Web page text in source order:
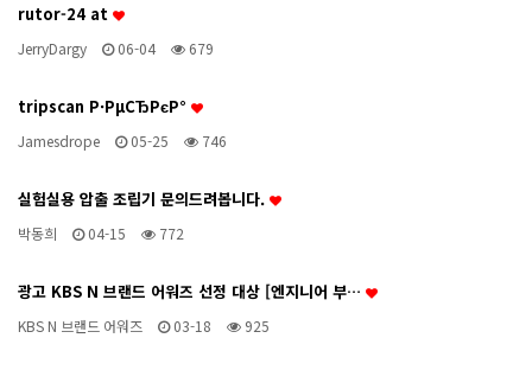
rutor-24 at
JerryDargy 06-04 679
tripscan Р·РµСЂРєР°
Jamesdrope 05-25 746
실험실용 압출 조립기 문의드려봅니다.
박동희 04-15 772
광고 KBS N 브랜드 어워즈 선정 대상 [엔지니어 부…
KBS N 브랜드 어워즈 03-18 925